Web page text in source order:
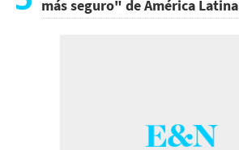
más seguro" de América Latina